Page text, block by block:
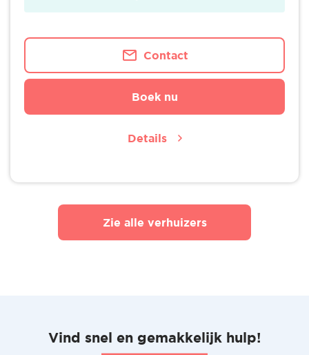
Contact
Boek nu
Details
Zie alle verhuizers
Vind snel en gemakkelijk hulp!